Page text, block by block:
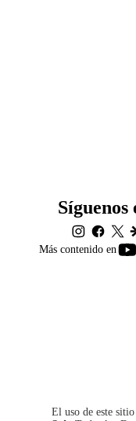
Más contenido en
Síguenos
instagram
El uso de este